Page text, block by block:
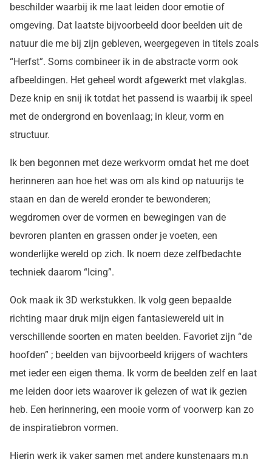
beschilder waarbij ik me laat leiden door emotie of
omgeving. Dat laatste bijvoorbeeld door beelden uit de
natuur die me bij zijn gebleven, weergegeven in titels zoals
“Herfst”. Soms combineer ik in de abstracte vorm ook
afbeeldingen. Het geheel wordt afgewerkt met vlakglas.
Deze knip en snij ik totdat het passend is waarbij ik speel
met de ondergrond en bovenlaag; in kleur, vorm en
structuur.
Ik ben begonnen met deze werkvorm omdat het me doet
herinneren aan hoe het was om als kind op natuurijs te
staan en dan de wereld eronder te bewonderen;
wegdromen over de vormen en bewegingen van de
bevroren planten en grassen onder je voeten, een
wonderlijke wereld op zich. Ik noem deze zelfbedachte
techniek daarom “Icing”.
Ook maak ik 3D werkstukken. Ik volg geen bepaalde
richting maar druk mijn eigen fantasiewereld uit in
verschillende soorten en maten beelden. Favoriet zijn “de
hoofden” ; beelden van bijvoorbeeld krijgers of wachters
met ieder een eigen thema. Ik vorm de beelden zelf en laat
me leiden door iets waarover ik gelezen of wat ik gezien
heb. Een herinnering, een mooie vorm of voorwerp kan zo
de inspiratiebron vormen.
Hierin werk ik vaker samen met andere kunstenaars m.n